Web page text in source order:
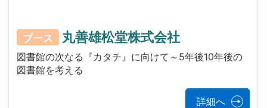
ブース 丸善雄松堂株式会社
図書館の次なる『カタチ』に向けて～5年後10年後の
図書館を考える
詳細へ